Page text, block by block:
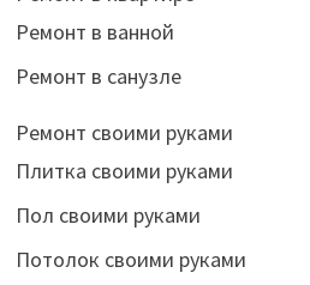
Ремонт в ванной
Ремонт в санузле
Ремонт своими руками
Плитка своими руками
Пол своими руками
Потолок своими руками